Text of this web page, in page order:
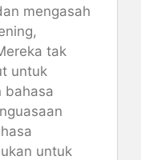
mengasah
tak
untuk
bahasa
untuk